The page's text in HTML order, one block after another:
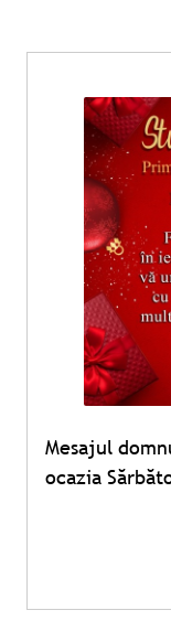
Mesajul
ocazia